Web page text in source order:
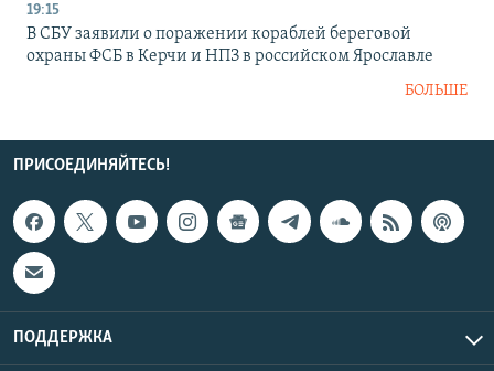
19:15
В СБУ заявили о поражении кораблей береговой
охраны ФСБ в Керчи и НПЗ в российском Ярославле
БОЛЬШЕ
ПРИСОЕДИНЯЙТЕСЬ!
ПОДДЕРЖКА